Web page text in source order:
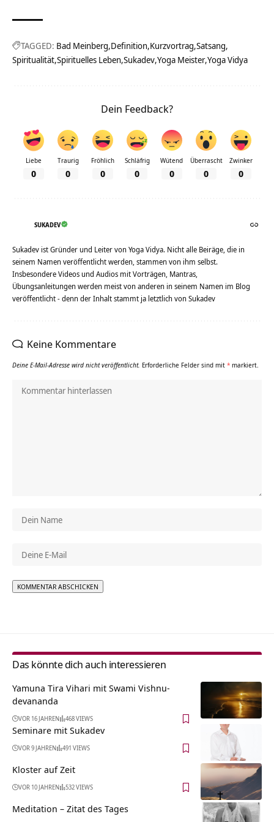
TAGGED: Bad Meinberg Definition Kurzvortrag Satsang
Spiritualität Spirituelles Leben Sukadev Yoga Meister Yoga Vidya
Dein Feedback?
Liebe
0
Traurig
0
Fröhlich
0
Schläfrig
0
Wütend
0
Überrascht
0
Zwinker
0
SUKADEV
Sukadev ist Gründer und Leiter von Yoga Vidya. Nicht alle Beiräge, die in
seinem Namen veröffentlicht werden, stammen von ihm selbst.
Insbesondere Videos und Audios mit Vorträgen, Mantras,
Übungsanleitungen werden meist von anderen in seinem Namen im Blog
veröffentlicht - denn der Inhalt stammt ja letztlich von Sukadev
Keine Kommentare
Deine E-Mail-Adresse wird nicht veröffentlicht. Erforderliche Felder sind mit * markiert.
Das könnte dich auch interessieren
Yamuna Tira Vihari mit Swami Vishnu-
devananda
VOR 16 JAHREN 468 VIEWS
Seminare mit Sukadev
VOR 9 JAHREN 491 VIEWS
Kloster auf Zeit
VOR 10 JAHREN 532 VIEWS
Meditation – Zitat des Tages